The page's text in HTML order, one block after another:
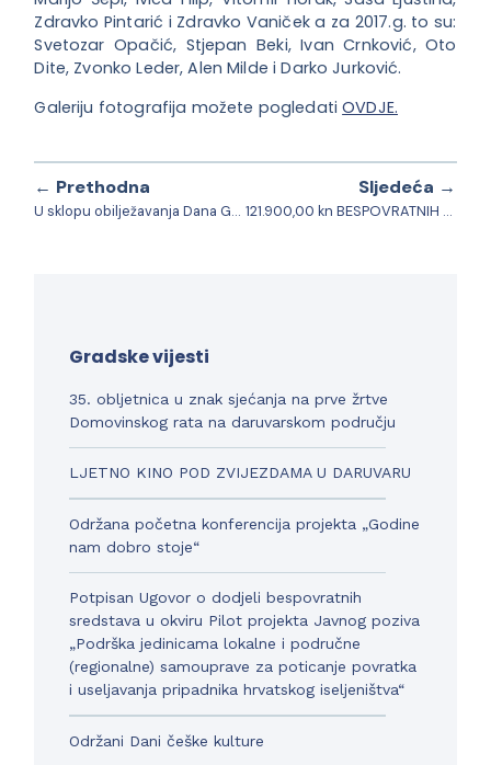
Zdravko Pintarić i Zdravko Vaniček a za 2017.g. to su:
Svetozar Opačić, Stjepan Beki, Ivan Crnković, Oto
Dite, Zvonko Leder, Alen Milde i Darko Jurković.
Galeriju fotografija možete pogledatiOVDJE.
← Prethodna
U sklopu obilježavanja Dana Grada, položeni vijenci kod Spomenika braniteljima Daruvara
Sljedeća →
121.900,00 kn BESPOVRATNIH SREDSTAVA SREDSTAVA OD MINISTARSTVA TURIZMA RH ZA PROJEKT „SPRING ROUTE – II faza projekta
Gradske vijesti
35. obljetnica u znak sjećanja na prve žrtve
Domovinskog rata na daruvarskom području
LJETNO KINO POD ZVIJEZDAMA U DARUVARU
Održana početna konferencija projekta „Godine
nam dobro stoje“
Potpisan Ugovor o dodjeli bespovratnih
sredstava u okviru Pilot projekta Javnog poziva
„Podrška jedinicama lokalne i područne
(regionalne) samouprave za poticanje povratka
i useljavanja pripadnika hrvatskog iseljeništva“
Održani Dani češke kulture